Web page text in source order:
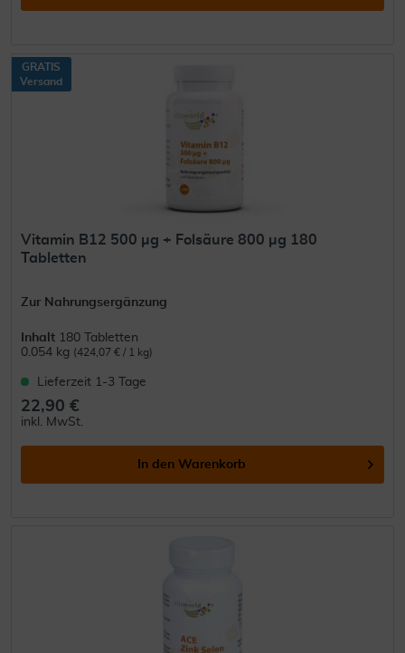
GRATIS
Versand
Vitamin B12 500 µg + Folsäure 800 µg 180
Tabletten
Zur Nahrungsergänzung
Inhalt 180 Tabletten
0.054 kg (424,07 € / 1 kg)
Lieferzeit 1-3 Tage
22,90 €
inkl. MwSt.
In den Warenkorb